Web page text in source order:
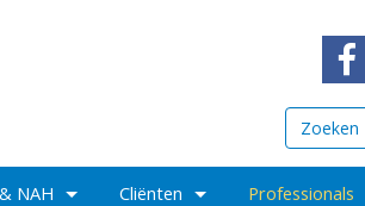
NAH Cliënten Professionals